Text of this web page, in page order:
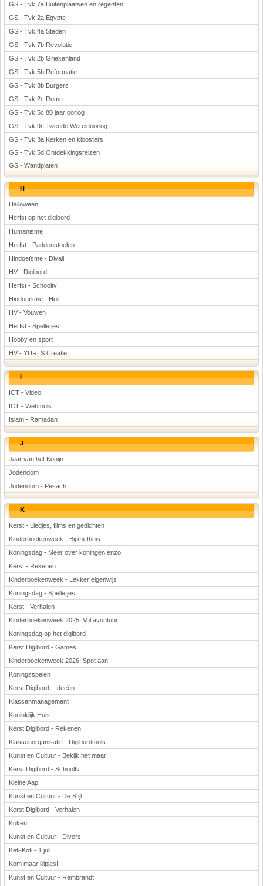
GS - Tvk 7a Buitenplaatsen en regenten
GS - Tvk 2a Egypte
GS - Tvk 4a Steden
GS - Tvk 7b Revolutie
GS - Tvk 2b Griekenland
GS - Tvk 5b Reformatie
GS - Tvk 8b Burgers
GS - Tvk 2c Rome
GS - Tvk 5c 80 jaar oorlog
GS - Tvk 9c Tweede Wereldoorlog
GS - Tvk 3a Kerken en kloosters
GS - Tvk 5d Ontdekkingsreizen
GS - Wandplaten
H
Halloween
Herfst op het digibord
Humanisme
Herfst - Paddenstoelen
Hindoeïsme - Divali
HV - Digibord
Herfst - Schooltv
Hindoeïsme - Holi
HV - Vouwen
Herfst - Spelletjes
Hobby en sport
HV - YURLS Creatief
I
ICT - Video
ICT - Webtools
Islam - Ramadan
J
Jaar van het Konijn
Jodendom
Jodendom - Pesach
K
Kerst - Liedjes, films en gedichten
Kinderboekenweek - Bij mij thuis
Koningsdag - Meer over koningen enzo
Kerst - Rekenen
Kinderboekenweek - Lekker eigenwijs
Koningsdag - Spelletjes
Kerst - Verhalen
Kinderboekenweek 2025: Vol avontuur!
Koningsdag op het digibord
Kerst Digibord - Games
Kinderboekenweek 2026: Spot aan!
Koningsspelen
Kerst Digibord - Ideeën
Klassenmanagement
Koninklijk Huis
Kerst Digibord - Rekenen
Klassenorganisatie - Digibordtools
Kunst en Cultuur - Bekijk het maar!
Kerst Digibord - Schooltv
Kleine Aap
Kunst en Cultuur - De Stijl
Kerst Digibord - Verhalen
Koken
Kunst en Cultuur - Divers
Keti-Koti - 1 juli
Kom maar kipjes!
Kunst en Cultuur - Rembrandt